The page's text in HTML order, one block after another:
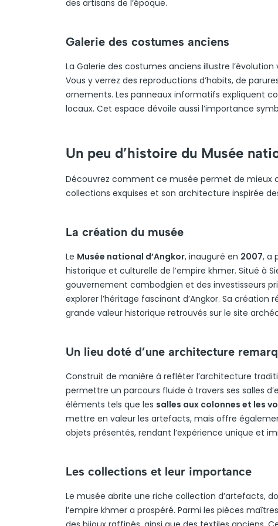
des artisans de l’époque.
Galerie des costumes anciens
La Galerie des costumes anciens illustre
Vous y verrez des reproductions d’habits, de
ornements. Les panneaux informatifs expliquent
locaux. Cet espace dévoile aussi l’importance
Un peu d’histoire du Musée
Découvrez comment ce musée permet de mieux
collections exquises et son architecture inspirée
La création du musée
Le Musée national d’Angkor, inauguré en 2007, a
historique et culturelle de l’empire khmer. Situé à
gouvernement cambodgien et des investisseurs
explorer l’héritage fascinant d’Angkor. Sa
grande valeur historique retrouvés sur le site
Un lieu doté d’une architecture
Construit de manière à refléter l’architecture
permettre un parcours fluide à travers ses salles
éléments tels que les salles aux colonnes et les
mettre en valeur les artefacts, mais offre
objets présentés, rendant l’expérience unique et
Les collections et leur importance
Le musée abrite une riche collection d’artefacts,
l’empire khmer a prospéré. Parmi les pièces